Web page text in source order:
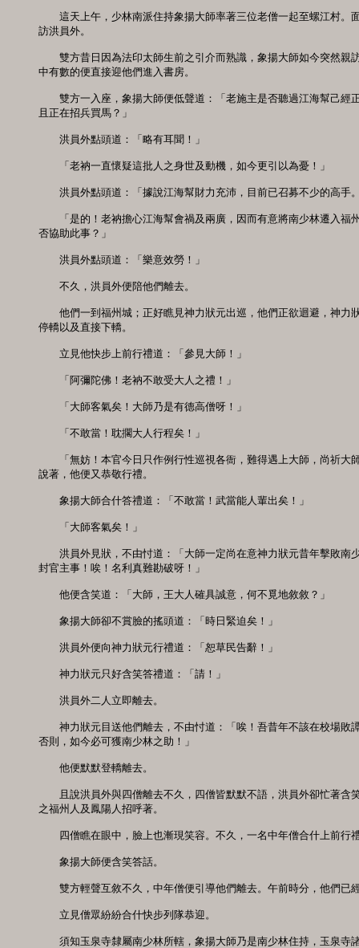
這天上午，少林南派住持象揚大師率著三位老僧一起至螺江村。
訪洪員外。
雙方昔日因為法印太師生前之引介而熟識，象揚大師如今突然親
中有數的便直接迎他們進入書房。
雙方一入座，象揚大師便低聲道：「老施主是否聽過江海幫己經
且正在招兵買馬？」
洪員外點頭道：「略有耳聞！」
「老衲一直懷疑這批人之身世及動機，如今更引以為憂！」
洪員外點頭道：「據說江海幫財力充沛，目前已召募不少的高手
「是的！老衲擔心江海幫會禍及兩廣，因而有意將南少林遷入福
否協助此事？」
洪員外點頭道：「樂意效勞！」
不久，洪員外便陪他們離去。
他們一到福州城；正好瞧見神力狀元出巡，他們正欲迴避，神力
停轎以及直接下轎。
立見他快步上前行禮道：「參見大師！」
「阿彌陀佛！老衲不敢受大人之禮！」
「大師客氣矣！大師乃是有德高僧呀！」
「不敢當！耽擱大人行程矣！」
「無妨！本官今日只作例行性巡視各衙，難得遇上大師，尚祈大
說著，他便又恭敬行禮。
象揚大師合什答禮道：「不敢當！武當能人輩出矣！」
「大師客氣矣！」
洪員外見狀，不由忖道：「大師一定尚在意神力狀元昔年擊敗南
封官主事！唉！名利真難勘破呀！」
他便含笑道：「大師，王大人確具誠意，何不覓地敘敘？」
象揚大師卻不賞臉的搖頭道：「時日緊迫矣！」
洪員外便向神力狀元行禮道：「恕草民告辭！」
神力狀元只好含笑答禮道：「請！」
洪員外二人立即離去。
神力狀元目送他們離去，不由忖道：「唉！吾昔年不該在校場敗
否則，如今必可獲南少林之助！」
他便默默登轎離去。
且說洪員外與四僧離去不久，四僧皆默默不語，洪員外卻忙著含
之福州人及鳳陽人招呼著。
四僧瞧在眼中，臉上也漸現笑容。不久，一名中年僧合什上前行
象揚大師便含笑答話。
雙方輕聲互敘不久，中年僧便引導他們離去。午前時分，他們已
立見僧眾紛紛合什快步列隊恭迎。
須知玉泉寺隸屬南少林所轄，象揚大師乃是南少林住持，玉泉寺